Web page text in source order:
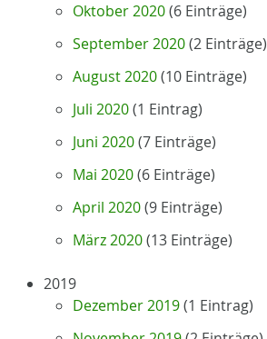
Oktober 2020(6 Einträge)
September 2020(2 Einträge)
August 2020(10 Einträge)
Juli 2020(1 Eintrag)
Juni 2020(7 Einträge)
Mai 2020(6 Einträge)
April 2020(9 Einträge)
März 2020(13 Einträge)
2019
Dezember 2019(1 Eintrag)